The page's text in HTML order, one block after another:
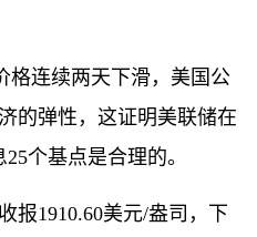
格连续两天下滑，美国公
的弹性，这证明美联储在
个基点是合理的。
报1910.60美元/盎司，下